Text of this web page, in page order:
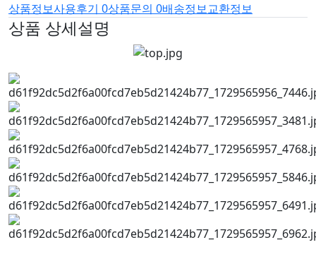
상품정보사용후기 0상품문의 0배송정보교환정보
상품 상세설명